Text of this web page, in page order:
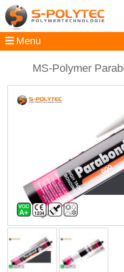
MS-Polymer